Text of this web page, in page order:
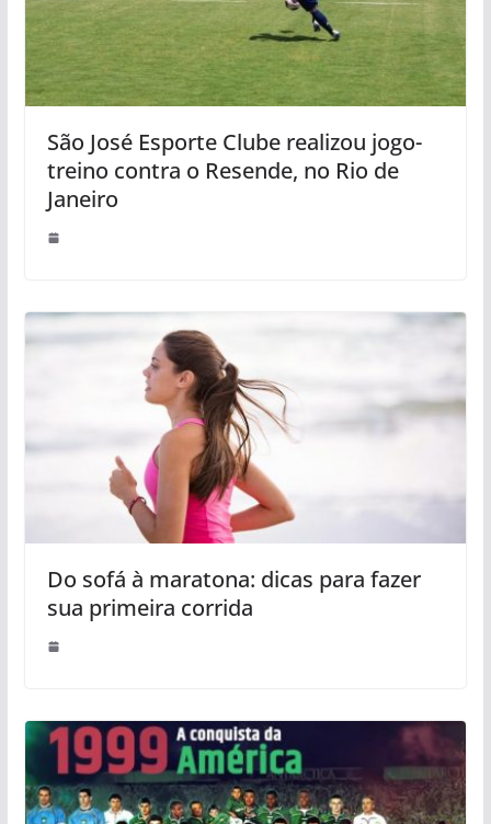
São José Esporte Clube realizou jogo-
treino contra o Resende, no Rio de
Janeiro
Do sofá à maratona: dicas para fazer
sua primeira corrida